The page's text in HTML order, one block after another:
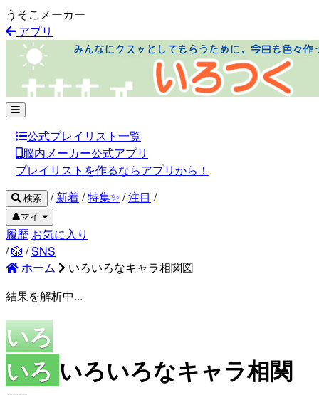
うそこメーカー
アプリ
公式プレイリスト一覧
脳内メーカー公式アプリ
プレイリストを作るならアプリから！
検索 / 新着/特集✨ /注目 /
👤マイ
履歴 お気に入り
/🎲 /SNS
ホーム
いろいろなキャラ相関図
結果を解析中...
いろ
いろ いろいろなキャラ相関